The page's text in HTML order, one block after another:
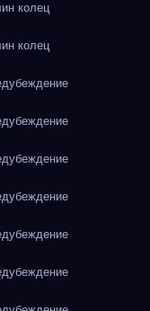
колец
колец